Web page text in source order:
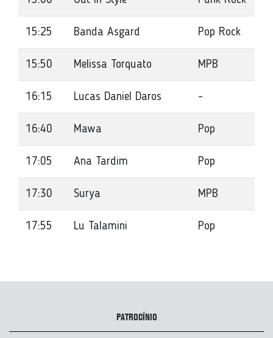
15:25 Banda Asgard Pop Rock
15:50 Melissa Torquato MPB
16:15 Lucas Daniel Daros -
16:40 Mawa Pop
17:05 Ana Tardim Pop
17:30 Surya MPB
17:55 Lu Talamini Pop
PATROCÍNIO